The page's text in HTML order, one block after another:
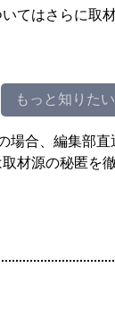
てはさらに取
もっと知りたい
場合、編集部
材源の秘匿を